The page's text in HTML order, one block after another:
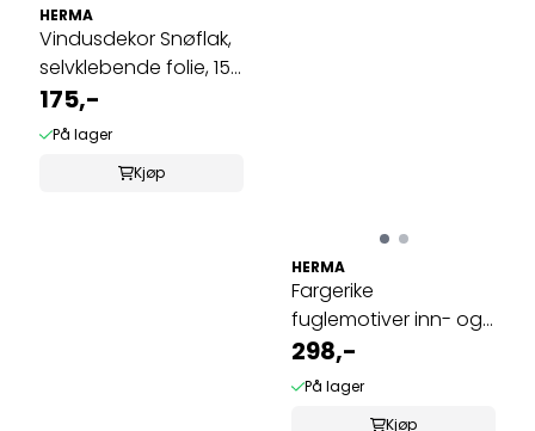
HERMA
Vindusdekor Snøflak,
selvklebende folie, 15
stk ...
175,-
På lager
Kjøp
HERMA
Fargerike
fuglemotiver inn- og
utvendig bruk, 30 ...
298,-
På lager
Kjøp